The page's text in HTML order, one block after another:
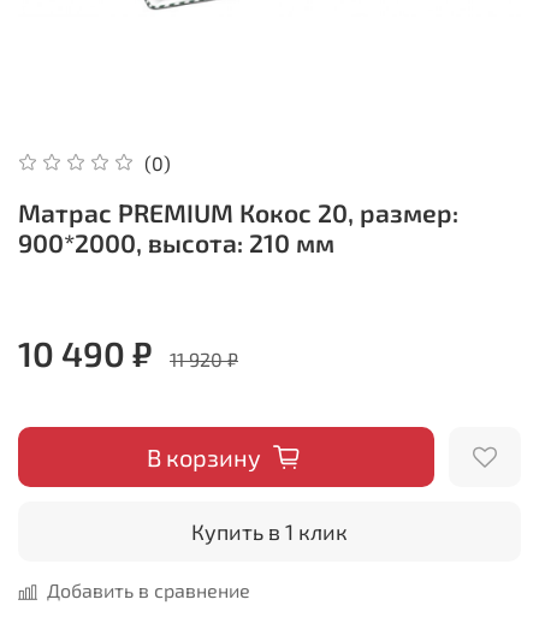
(0)
Матрас PREMIUM Кокос 20, размер:
900*2000, высота: 210 мм
10 490 ₽ 11 920 ₽
В корзину
Купить в 1 клик
Добавить в сравнение